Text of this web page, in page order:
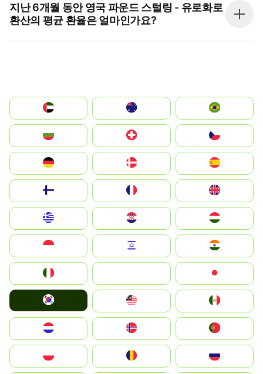
지난 6개월 동안 영국 파운드 스털링 - 유로화로
환산의 평균 환율은 얼마인가요?
الإمارات العربية المتحدة
Switzerland
Deutschland
United Kingdom
Magyarország
South Korea